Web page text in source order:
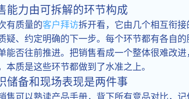
能力由可拆解的环节构成
有质量的客户拜访拆开看，它由几个相互衔
疑、约定明确的下一步。每个环节都有各自
能否往前推进。把销售看成一个整体很难改
本质是这些环节都做到了水准之上。
储备和现场表现是两件事
售可以熟读产品手册，背下所有竞品对比，